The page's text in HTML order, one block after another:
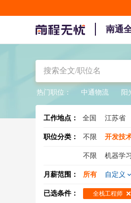
南通
热门职位： 中通物流 阳
工作地点： 全国 江苏省
职位分类： 不限 开发技
不限 机器学习
Android开发
月薪范围： 所有 自定义
已选条件： 全栈工程师